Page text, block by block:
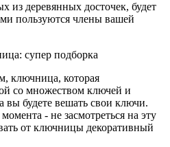
из деревянных досточек, будет
пользуются члены вашей
ключница, которая
со множеством ключей и
будете вешать свои ключи.
- не засмотреться на эту
от ключницы декоративный